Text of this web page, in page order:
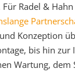
Radel &
Konzeption
bis hin zur
Wartung, dem